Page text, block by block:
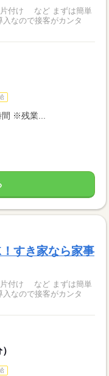
片付け など まずは簡単
※残業...
すき家なら家事
片付け など まずは簡単